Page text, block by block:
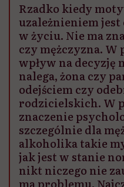
Rzadko kiedy
uzależnieniem
w życiu. Nie ma
czy mężczyzna.
wpływ na decyzję
nalega, żona czy
odejściem czy
rodzicielskich. W
znaczenie
szczególnie dla
alkoholika takie
jak jest w stanie
nikt niczego nie